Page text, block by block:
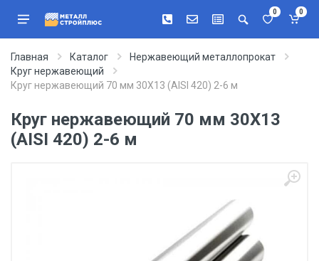
0 0
Главная Каталог
Нержавеющий металлопрокат
Круг нержавеющий
Круг нержавеющий 70 мм 30Х13 (AISI 420) 2-6 м
Круг нержавеющий 70 мм 30Х13
(AISI 420) 2-6 м